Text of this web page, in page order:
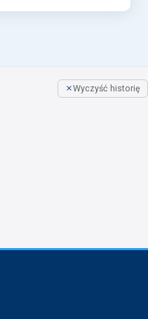
Wyczyść historię